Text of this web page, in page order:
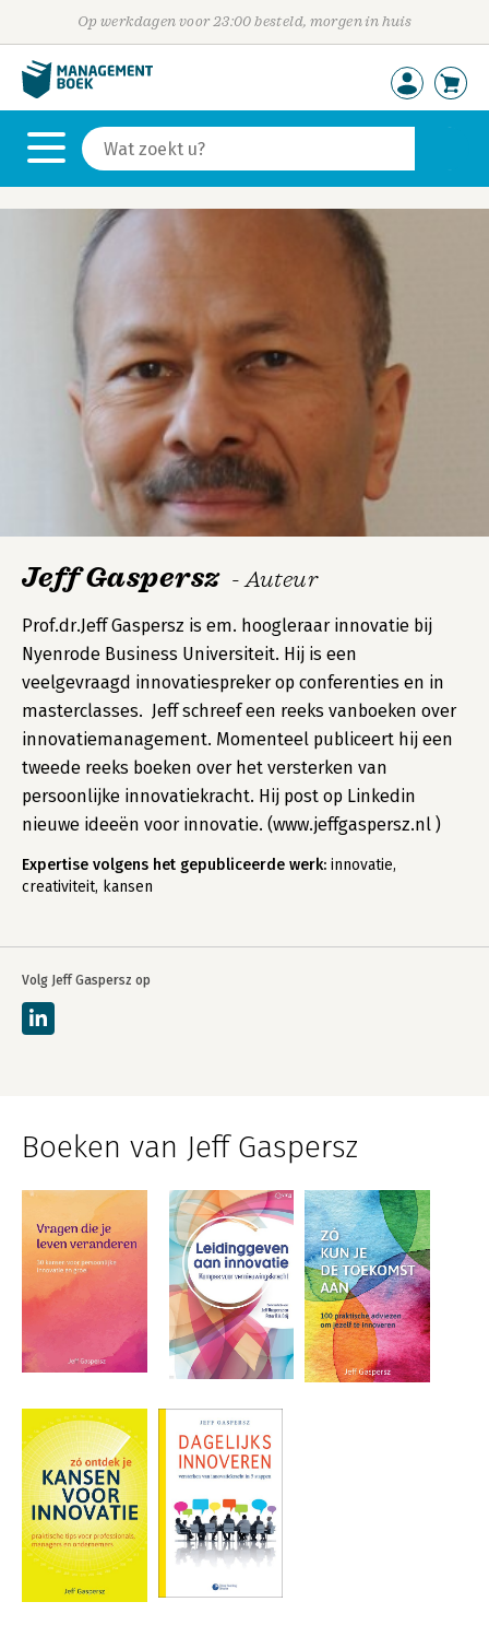
Op werkdagen voor 23:00 besteld, morgen in huis
Volg Jeff Gaspersz op
Jeff Gaspersz - Auteur
Prof.dr.Jeff Gaspersz is em. hoogleraar innovatie bij
Nyenrode Business Universiteit. Hij is een
veelgevraagd innovatiespreker op conferenties en in
masterclasses. Jeff schreef een reeks vanboeken over
innovatiemanagement. Momenteel publiceert hij een
tweede reeks boeken over het versterken van
persoonlijke innovatiekracht. Hij post op Linkedin
nieuwe ideeën voor innovatie. (www.jeffgaspersz.nl )
Expertise volgens het gepubliceerde werk: innovatie,
creativiteit, kansen
Boeken van Jeff Gaspersz